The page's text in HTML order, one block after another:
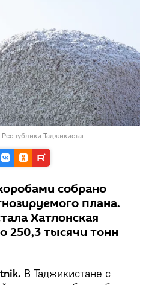
Таджикистан
собрано
плана.
Хатлонская
250,3 тысячи тонн
В Таджикистане с